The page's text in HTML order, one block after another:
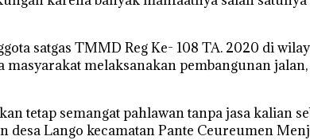
satgas TMMD Reg Ke- 108 TA. 2020 di
melaksanakan pembangunan
tetap semangat pahlawan tanpa jasa kalian
desa Lango kecamatan Pante Ceureumen